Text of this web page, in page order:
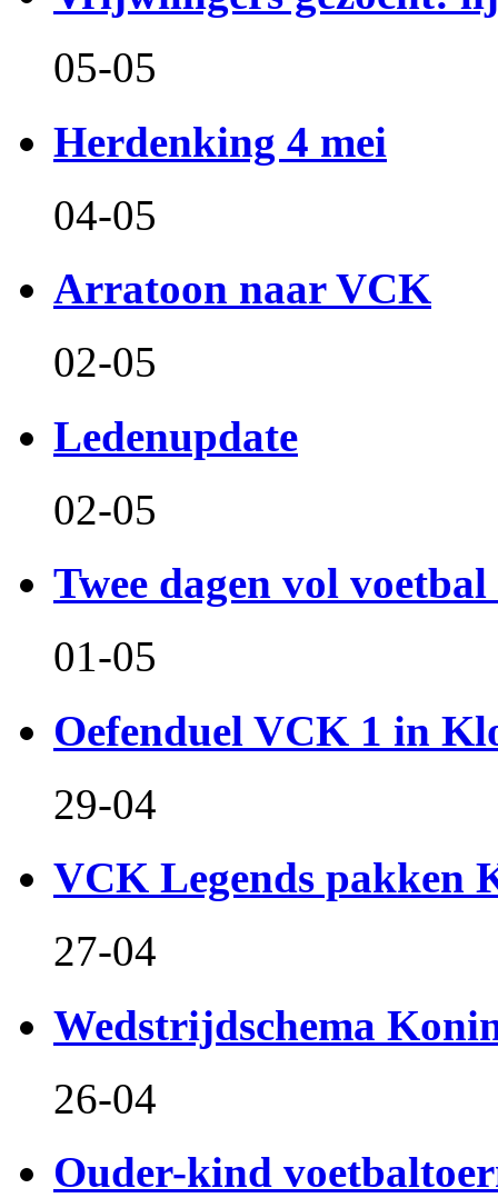
05-05
Herdenking 4 mei
04-05
Arratoon naar VCK
02-05
Ledenupdate
02-05
Twee dagen vol
01-05
Oefenduel VCK 1 in
29-04
VCK Legends pakken
27-04
Wedstrijdschema
26-04
Ouder-kind